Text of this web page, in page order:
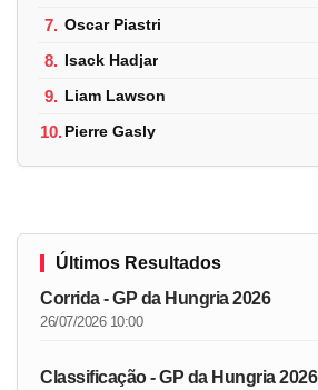
7. Oscar Piastri
8. Isack Hadjar
9. Liam Lawson
10.Pierre Gasly
Últimos Resultados
Corrida - GP da Hungria 2026
26/07/2026 10:00
Classificação - GP da Hungria 2026